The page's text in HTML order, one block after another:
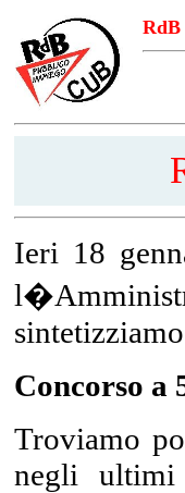
RdB
Ieri 18
Concorso a
Troviamo
negli